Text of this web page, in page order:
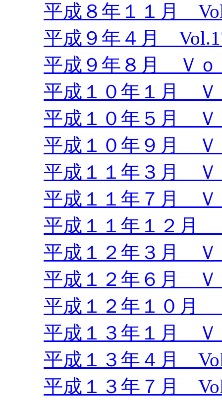
平成８年１１月
平成９年４月
平成９年８月 Ｖｏ
平成１０年１月 Ｖ
平成１０年５月 Ｖ
平成１０年９月 Ｖ
平成１１年３月 Ｖ
平成１１年７月 Ｖ
平成１１年１２月
平成１２年３月 Ｖ
平成１２年６月 Ｖ
平成１２年１０月
平成１３年１月 Ｖ
平成１３年４月
平成１３年７月